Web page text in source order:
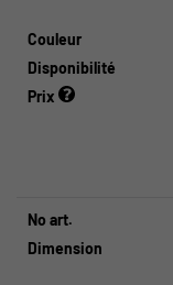
Couleur
Disponibilité
Prix
No art.
Dimension